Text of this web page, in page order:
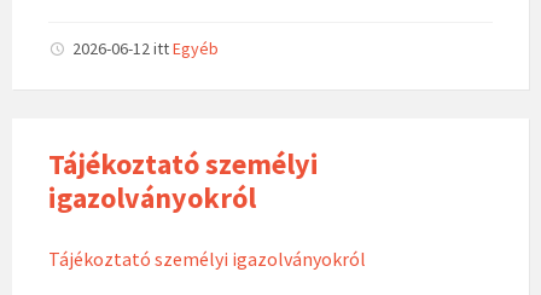
2026-06-12ittEgyéb
Tájékoztató személyi
igazolványokról
Tájékoztató személyi igazolványokról